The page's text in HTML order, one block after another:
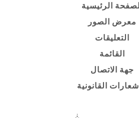
الرئيسية
معرض الصور
التعليقات
القائمة
جهة الاتصال
القانونية